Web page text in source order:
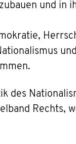
und in
und
des
Rechts,